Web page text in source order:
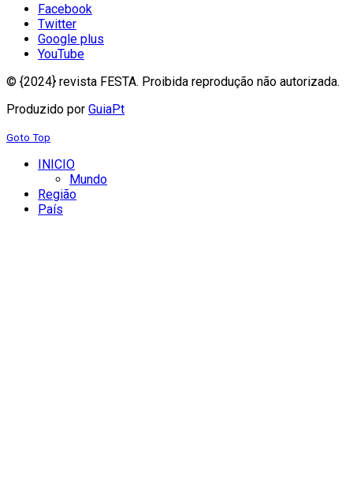
Facebook
Twitter
Google plus
YouTube
© {2024} revista FESTA. Proibida reprodução não autorizada.
Produzido por GuiaPt
Goto Top
INICIO
Mundo
Região
País